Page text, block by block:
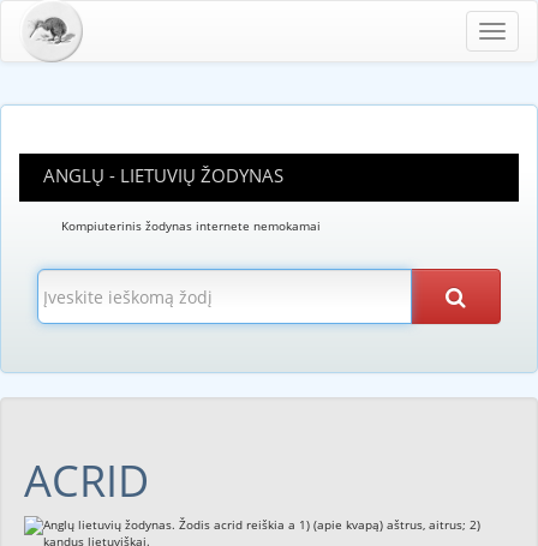
ANGLŲ - LIETUVIŲ ŽODYNAS
Kompiuterinis žodynas internete nemokamai
ACRID